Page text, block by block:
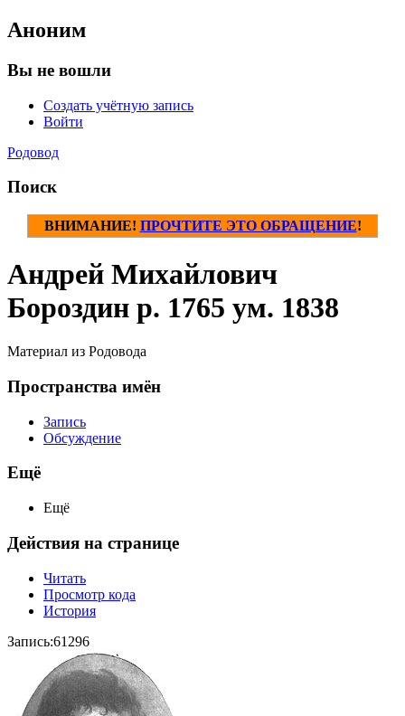
Аноним
Вы не вошли
Создать учётную запись
Войти
Родовод
Поиск
ВНИМАНИЕ! ПРОЧТИТЕ ЭТО ОБРАЩЕНИЕ!
Андрей Михайлович
Бороздин р. 1765 ум. 1838
Материал из Родовода
Пространства имён
Запись
Обсуждение
Ещё
Ещё
Действия на странице
Читать
Просмотр кода
История
Запись:61296